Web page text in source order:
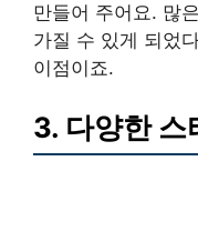
만들어 주어요. 많
가질 수 있게 되었
이점이죠.
3. 다양한 스